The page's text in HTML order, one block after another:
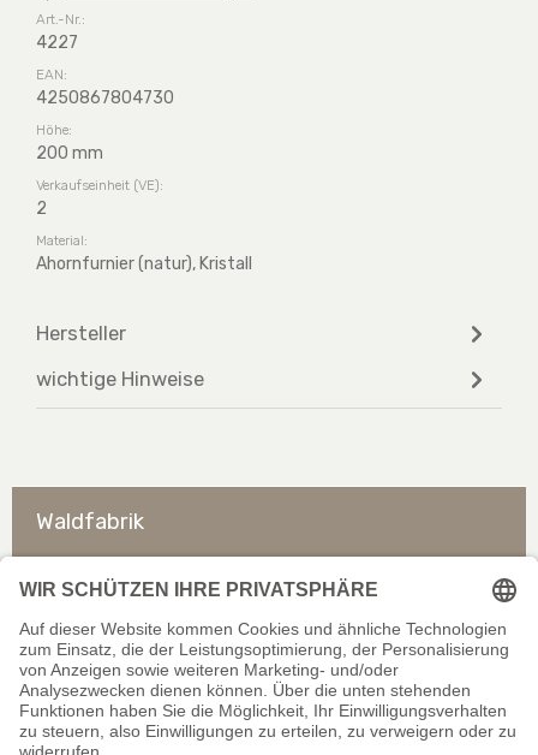
Art.-Nr.:
4227
EAN:
4250867804730
Höhe:
200 mm
Verkaufseinheit (VE):
2
Material:
Ahornfurnier (natur), Kristall
Hersteller
wichtige Hinweise
Waldfabrik
So erreichen Sie uns
Rechtliches
Allgemeines